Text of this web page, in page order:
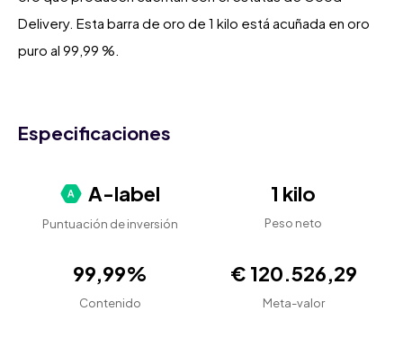
Delivery. Esta barra de oro de 1 kilo está acuñada en oro
puro al 99,99 %.
Especificaciones
A-label
Puntuación de inversión
1 kilo
Peso neto
99,99%
Contenido
€ 120.526,29
Meta-valor